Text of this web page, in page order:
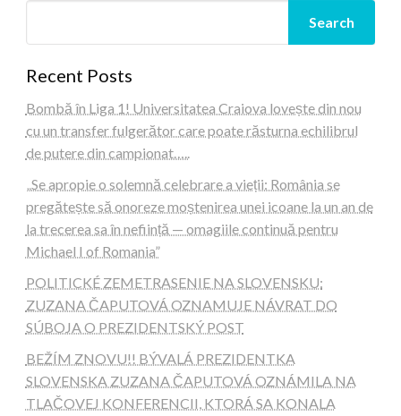
Search
Recent Posts
Bombă în Liga 1! Universitatea Craiova lovește din nou
cu un transfer fulgerător care poate răsturna echilibrul
de putere din campionat…..
„Se apropie o solemnă celebrare a vieții: România se
pregătește să onoreze moștenirea unei icoane la un an de
la trecerea sa în neființă — omagiile continuă pentru
Michael I of Romania”
POLITICKÉ ZEMETRASENIE NA SLOVENSKU:
ZUZANA ČAPUTOVÁ OZNAMUJE NÁVRAT DO
SÚBOJA O PREZIDENTSKÝ POST
BEŽÍM ZNOVU!! BÝVALÁ PREZIDENTKA
SLOVENSKA ZUZANA ČAPUTOVÁ OZNÁMILA NA
TLAČOVEJ KONFERENCII, KTORÁ SA KONALA